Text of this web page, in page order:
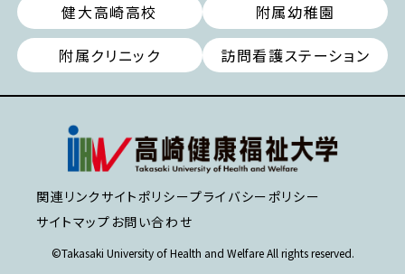
健大高崎高校
附属幼稚園
附属クリニック
訪問看護ステーション
関連リンク サイトポリシープライバシーポリシー
サイトマップ お問い合わせ
©Takasaki University of Health and Welfare All rights reserved.